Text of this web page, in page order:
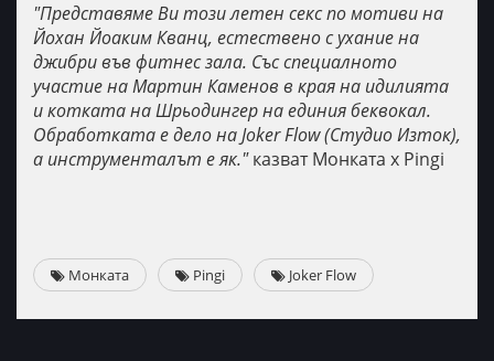
"Представяме Ви този летен секс по мотиви на
Йохан Йоаким Кванц, естествено с ухание на
джибри във фитнес зала. Със специалното
участие на Мартин Каменов в края на идилията
и котката на Шрьодингер на единия беквокал.
Обработката е дело на Joker Flow (Студио Изток),
а инструменталът е як."казват Монката x Pingi
Монката Pingi Joker Flow